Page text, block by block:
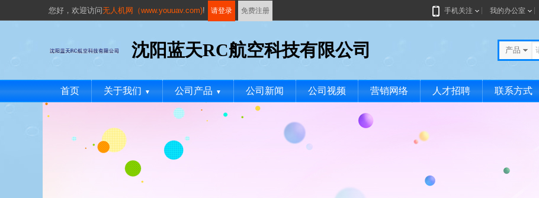
您好， 欢迎访问无人机网（www.youuav.com)! 请登录 免费注册 手机关注 我的办公室
沈阳蓝天RC航空科技有限公司 产品
首页 关于我们 ▼ 公司产品 ▼ 公司新闻 公司视频 营销网络 人才招聘 联系方式